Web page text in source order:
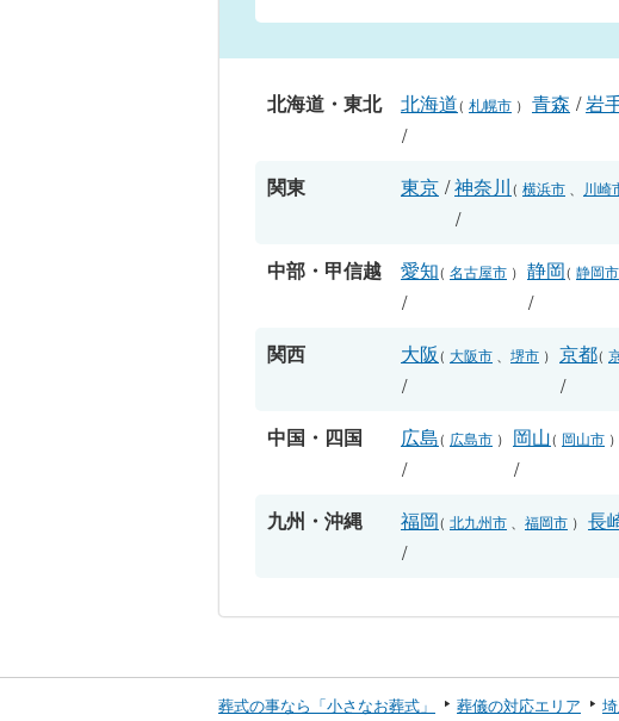
北海道・東北 北海道（ 札幌市 ）
/
青森 /岩
関東 東京 /神奈川（ 横浜市 川崎
/
中部・甲信越 愛知（ 名古屋市 ）
/
静岡（ 静岡市
/
関西 大阪（ 大阪市 堺市 ）
/
京都（
/
中国・四国 広島（ 広島市 ）
/
岡山（ 岡山市 ）
/
九州・沖縄 福岡（ 北九州市 福岡市 ）
/
長
葬式の事なら「小さなお葬式」 葬儀の対応エリア